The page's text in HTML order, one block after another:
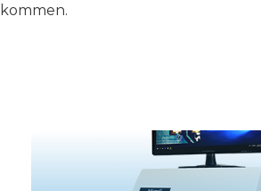
kommen.